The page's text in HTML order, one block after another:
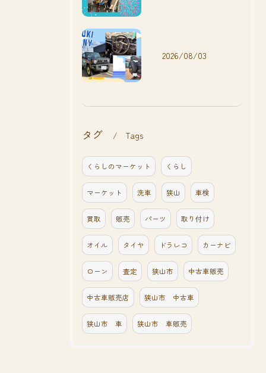
2026/08/03
タグ Tags
くらしのマーケット くらし
マーケット 洗車 狭山 車検
買取 販売 パーツ 取り付け
オイル タイヤ ドラレコ カーナビ
ローン 査定 狭山市 中古車販売
中古車販売店 狭山市 中古車
狭山市 車 狭山市 車販売